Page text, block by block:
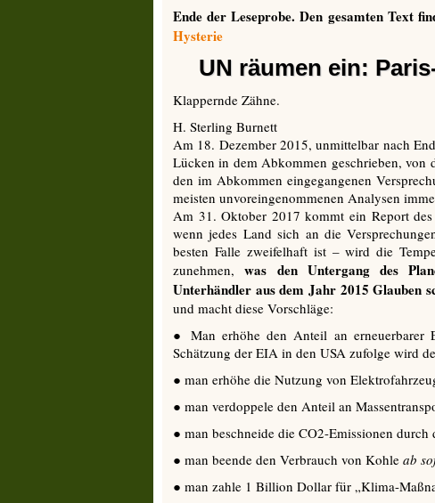
Ende der Leseprobe. Den gesamten Text
Hysterie
UN räumen ein:
Klappernde Zähne.
H. Sterling Burnett
Am 18. Dezember 2015, unmittelbar nach
Lücken in dem Abkommen geschrieben, von
den im Abkommen eingegangenen
meisten unvoreingenommenen Analysen
Am 31. Oktober 2017 kommt ein Report
wenn jedes Land sich an die
besten Falle zweifelhaft ist – wird die
zunehmen,was den Untergang des
Unterhändler aus dem Jahr 2015 Glauben
und macht diese Vorschläge:
● Man erhöhe den Anteil an erneuerbarer
Schätzung der EIA in den USA zufolge wird
● man erhöhe die Nutzung von
● man verdoppele den Anteil an
● man beschneide die CO2-Emissionen
● man beende den Verbrauch von Kohle ab
● man zahle 1 Billion Dollar für „Klima-